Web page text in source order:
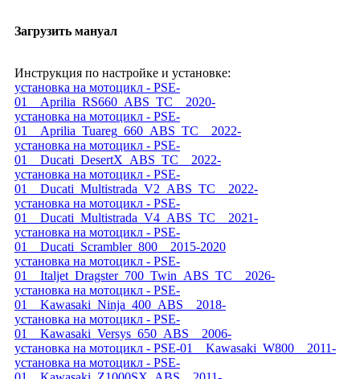
Загрузить мануал
Инструкция по настройке и установке:
установка на мотоцикл - PSE-
01__Aprilia_RS660_ABS_TC__2020-
установка на мотоцикл - PSE-
01__Aprilia_Tuareg_660_ABS_TC__2022-
установка на мотоцикл - PSE-
01__Ducati_DesertX_ABS_TC__2022-
установка на мотоцикл - PSE-
01__Ducati_Multistrada_V2_ABS_TC__2022-
установка на мотоцикл - PSE-
01__Ducati_Multistrada_V4_ABS_TC__2021-
установка на мотоцикл - PSE-
01__Ducati_Scrambler_800__2015-2020
установка на мотоцикл - PSE-
01__Italjet_Dragster_700_Twin_ABS_TC__2026-
установка на мотоцикл - PSE-
01__Kawasaki_Ninja_400_ABS__2018-
установка на мотоцикл - PSE-
01__Kawasaki_Versys_650_ABS__2006-
установка на мотоцикл - PSE-01__Kawasaki_W800__2011-
установка на мотоцикл - PSE-